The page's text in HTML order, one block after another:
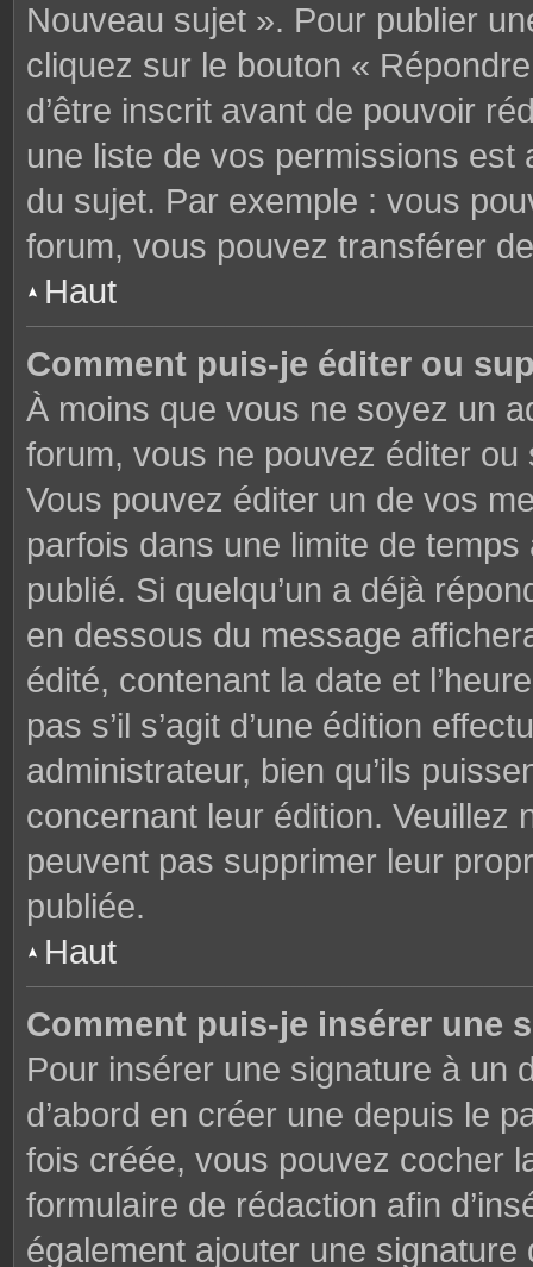
Nouveau sujet ». Pour publier
cliquez sur le bouton «
d’être inscrit avant de pouvoir
une liste de vos permissions est
du sujet. Par exemple : vous
forum, vous pouvez transférer
Haut
Comment puis-je éditer ou
À moins que vous ne soyez un
forum, vous ne pouvez éditer
Vous pouvez éditer un de vos
parfois dans une limite de
publié. Si quelqu’un a déjà
en dessous du message
édité, contenant la date et
pas s’il s’agit d’une édition
administrateur, bien qu’ils
concernant leur édition. Veuillez
peuvent pas supprimer leur
publiée.
Haut
Comment puis-je insérer une
Pour insérer une signature à un
d’abord en créer une depuis le
fois créée, vous pouvez cocher
formulaire de rédaction afin
également ajouter une